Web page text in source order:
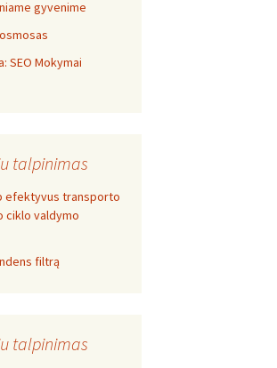
gyvenime
SEO Mokymai
talpinimas
efektyvus transporto
ciklo valdymo
filtrą
talpinimas